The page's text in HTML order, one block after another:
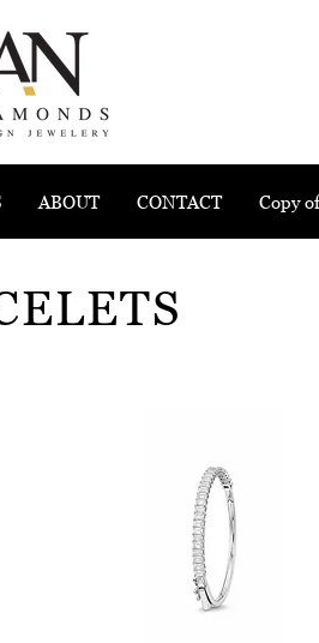
ABOUT CONTACT Copy